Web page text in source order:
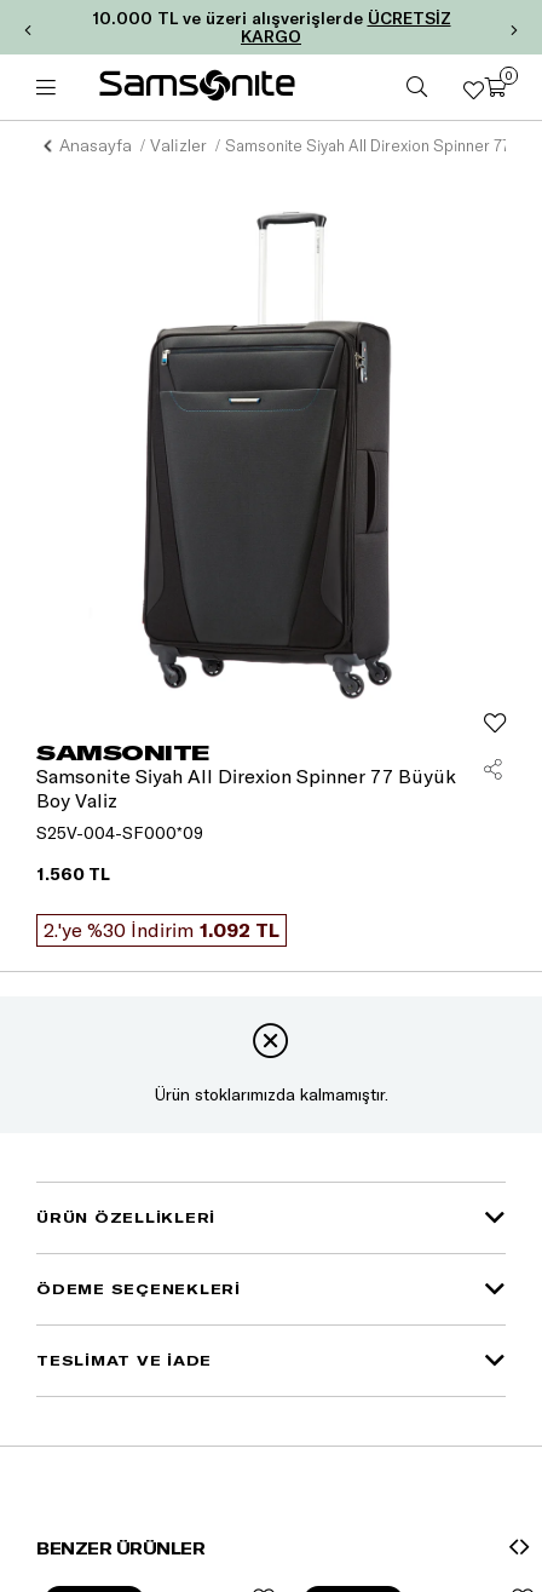
10.000 TL ve üzeri alışverişlerde ÜCRETSİZ
KARGO
0
Anasayfa Valizler
SAMSONITE
Samsonite Siyah All Direxion Spinner 77 Büyük
Boy Valiz
S25V-004-SF000*09
1.560 TL
2.'ye %30 İndirim 1.092 TL
Ürün stoklarımızda kalmamıştır.
ÜRÜN ÖZELLIKLERI
ÖDEME SEÇENEKLERI
TESLİMAT VE İADE
BENZER ÜRÜNLER